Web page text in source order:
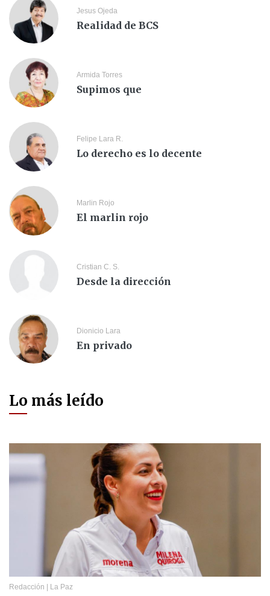
Jesus Ojeda
Realidad de BCS
Armida Torres
Supimos que
Felipe Lara R.
Lo derecho es lo decente
Marlin Rojo
El marlin rojo
Cristian C. S.
Desde la dirección
Dionicio Lara
En privado
Lo más leído
Redacción La Paz